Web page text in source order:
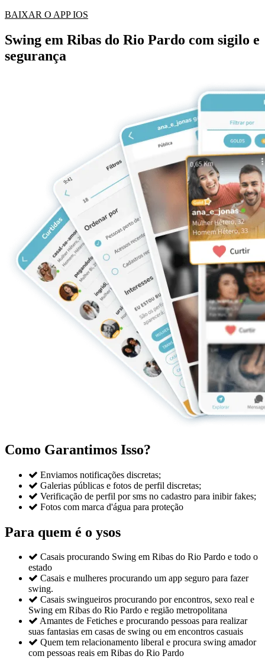
BAIXAR O APP IOS
Swing em Ribas do Rio Pardo com sigilo e
segurança
Como Garantimos Isso?
 Enviamos notificações discretas;
 Galerias públicas e fotos de perfil discretas;
 Verificação de perfil por sms no cadastro para inibir fakes;
 Fotos com marca d'água para proteção
Para quem é o ysos
 Casais procurando Swing em Ribas do Rio Pardo e todo o
estado
 Casais e mulheres procurando um app seguro para fazer
swing.
 Casais swingueiros procurando por encontros, sexo real e
Swing em Ribas do Rio Pardo e região metropolitana
 Amantes de Fetiches e procurando pessoas para realizar
suas fantasias em casas de swing ou em encontros casuais
 Quem tem relacionamento liberal e procura swing amador
com pessoas reais em Ribas do Rio Pardo